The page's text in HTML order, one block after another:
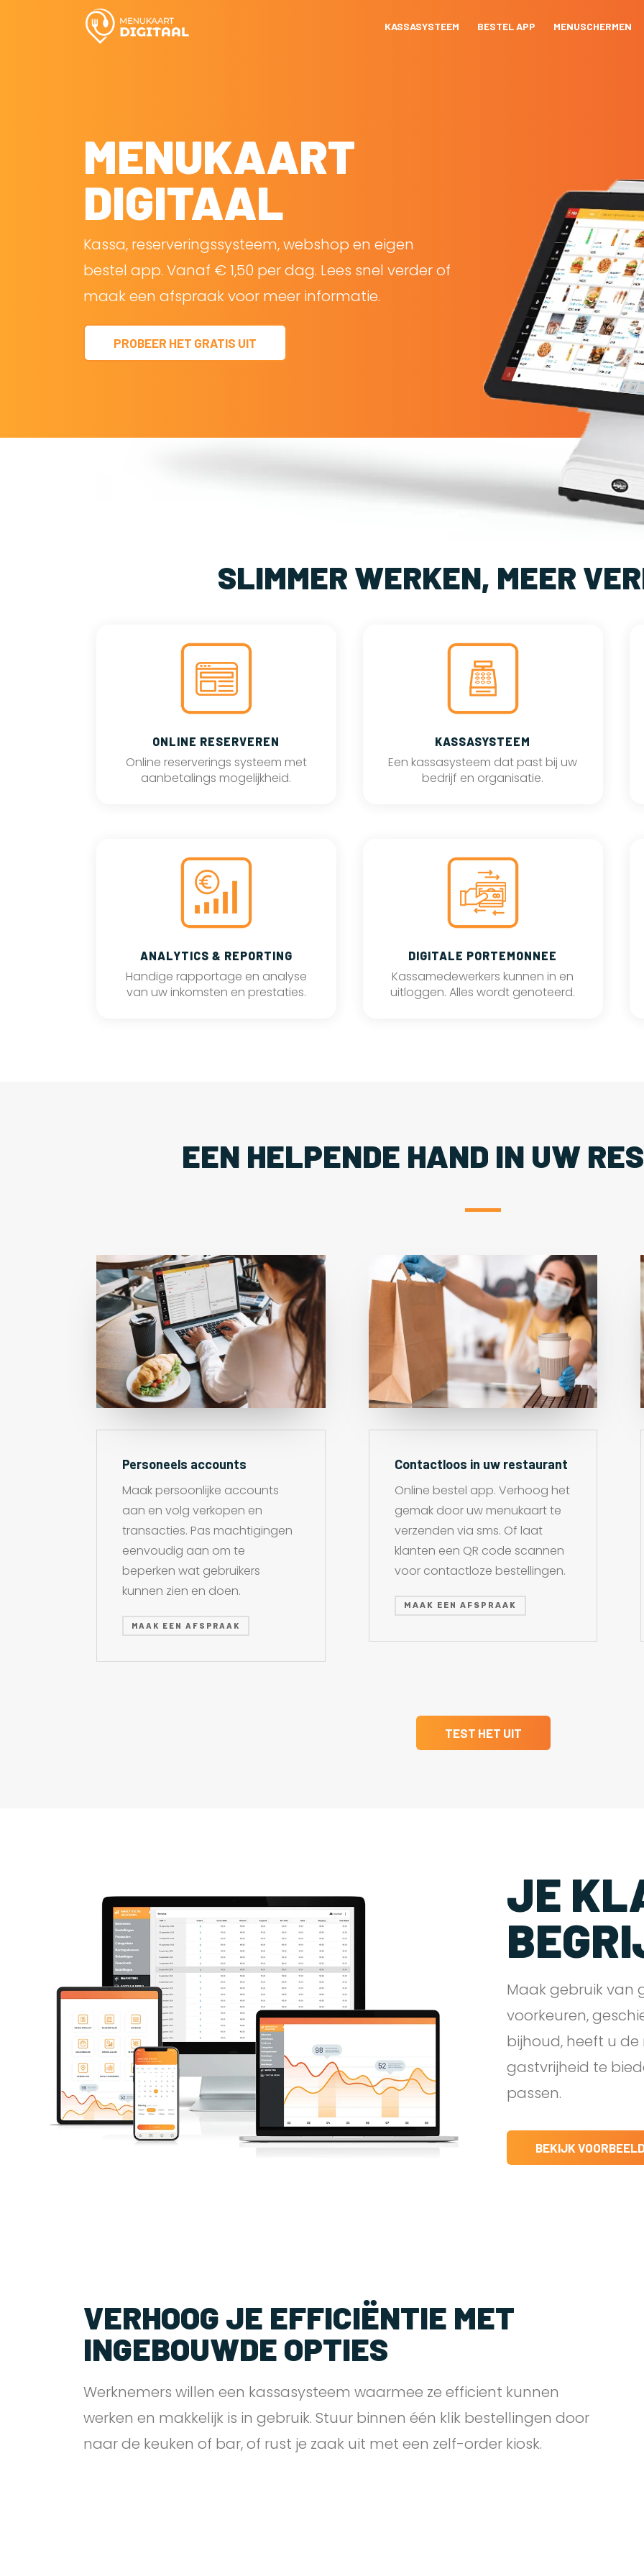
KASSASYSTEEM BESTEL APP MENUSCHERMEN
MENUKAART
DIGITAAL
Kassa, reserveringssysteem, webshop en eigen
bestel app. Vanaf € 1,50 per dag. Lees snel verder of
maak een afspraak voor meer informatie.
PROBEER HET GRATIS UIT
SLIMMER WERKEN, MEER
ONLINE RESERVEREN
Online reserverings systeem met
aanbetalings mogelijkheid.
KASSASYSTEEM
Een kassasysteem dat past bij uw
bedrijf en organisatie.
ANALYTICS & REPORTING
Handige rapportage en analyse
van uw inkomsten en prestaties.
DIGITALE PORTEMONNEE
Kassamedewerkers kunnen in en
uitloggen. Alles wordt genoteerd.
EEN HELPENDE HAND IN UW
Personeels accounts
Maak persoonlijke accounts
aan en volg verkopen en
transacties. Pas machtigingen
eenvoudig aan om te
beperken wat gebruikers
kunnen zien en doen.
MAAK EEN AFSPRAAK
Contactloos in uw restaurant
Online bestel app. Verhoog het
gemak door uw menukaart te
verzenden via sms. Of laat
klanten een QR code scannen
voor contactloze bestellingen.
MAAK EEN AFSPRAAK
TEST HET UIT
JE
Maak gebruik van
voorkeuren,
bijhoud, heeft u
gastvrijheid te
passen.
BEKIJK
VERHOOG JE EFFICIËNTIE MET
INGEBOUWDE OPTIES
Werknemers willen een kassasysteem waarmee ze efficient kunnen
werken en makkelijk is in gebruik. Stuur binnen één klik bestellingen door
naar de keuken of bar, of rust je zaak uit met een zelf-order kiosk.